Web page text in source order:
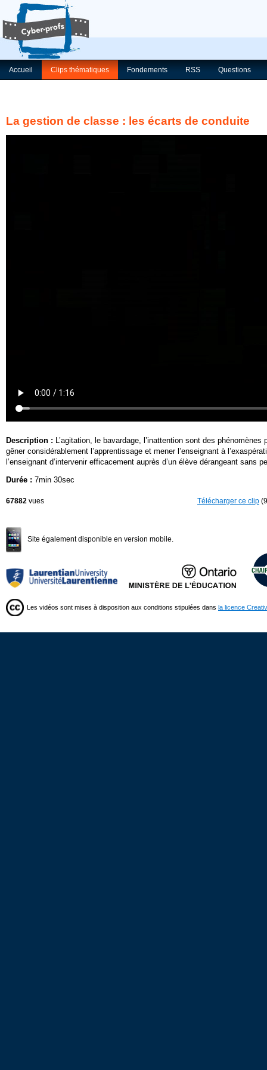
Accueil Clips thématiques Fondements RSS Questions
La gestion de classe : les écarts de conduite
Description : L’agitation, le bavardage, l’inattention sont des
gêner considérablement l’apprentissage et mener l’enseignant à
l’enseignant d’intervenir efficacement auprès d’un élève dérangeant
Durée : 7min 30sec
67882 vues Télécharger ce clip
Site également disponible en version mobile.
Les vidéos sont mises à disposition aux conditions stipulées dans la licence